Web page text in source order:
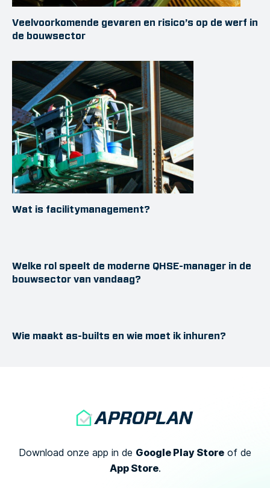
Veelvoorkomende gevaren en risico’s op de werf in
de bouwsector
Wat is facilitymanagement?
Welke rol speelt de moderne QHSE-manager in de
bouwsector van vandaag?
Wie maakt as-builts en wie moet ik inhuren?
Download onze app in de Google Play Store of de
App Store.